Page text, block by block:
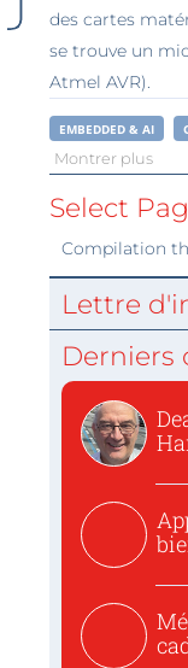
des cartes
se trouve un
Atmel AVR).
EMBEDDED & AI
Montrer plus
Select
Compilation
Lettre
Derniers